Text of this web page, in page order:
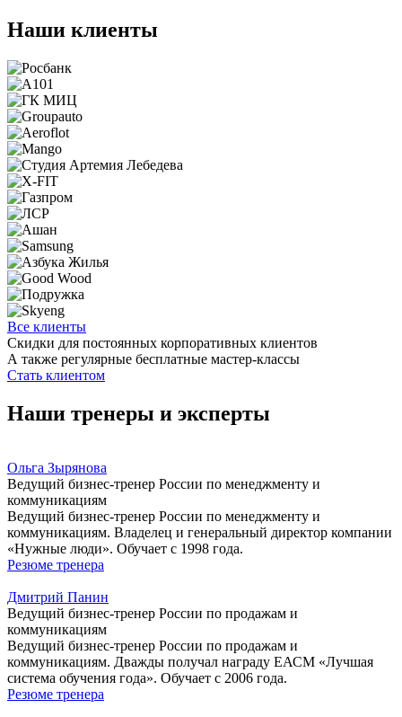
Наши клиенты
Все клиенты
Скидки для постоянных корпоративных клиентов
А также регулярные бесплатные мастер-классы
Стать клиентом
Наши тренеры и эксперты
Ольга Зырянова
Ведущий бизнес-тренер России по менеджменту и
коммуникациям
Ведущий бизнес-тренер России по менеджменту и
коммуникациям. Владелец и генеральный директор компании
«Нужные люди». Обучает с 1998 года.
Резюме тренера
Дмитрий Панин
Ведущий бизнес-тренер России по продажам и
коммуникациям
Ведущий бизнес-тренер России по продажам и
коммуникациям. Дважды получал награду ЕАСМ «Лучшая
система обучения года». Обучает с 2006 года.
Резюме тренера